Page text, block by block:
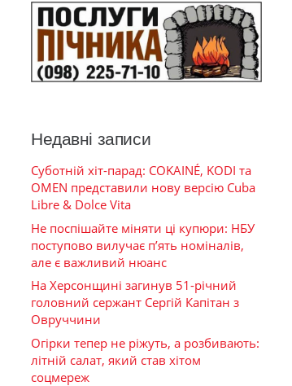
Недавні записи
Суботній хіт-парад: COKAINÉ, KODI та
OMEN представили нову версію Cuba
Libre & Dolce Vita
Не поспішайте міняти ці купюри: НБУ
поступово вилучає п’ять номіналів,
але є важливий нюанс
На Херсонщині загинув 51-річний
головний сержант Сергій Капітан з
Овруччини
Огірки тепер не ріжуть, а розбивають:
літній салат, який став хітом
соцмереж